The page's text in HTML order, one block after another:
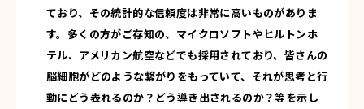
ており、その統計的な信頼度は非常に高いものがありま
す。多くの方がご存知の、マイクロソフトやヒルトンホ
テル、アメリカン航空などでも採用されており、皆さんの
脳細胞がどのような繋がりをもっていて、それが思考と行
動にどう表れるのか？どう導き出されるのか？等を示し